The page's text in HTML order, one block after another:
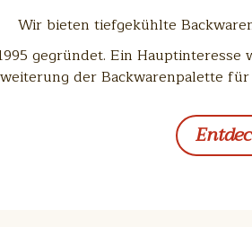
Wir bieten tiefgekühlte
gegründet. Ein
der Backwarenpalette